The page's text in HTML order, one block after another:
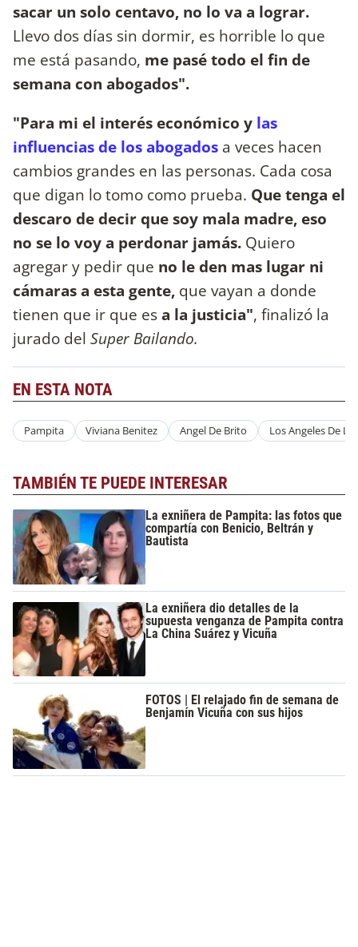
sacar un solo centavo, no lo va a lograr.
Llevo dos días sin dormir, es horrible lo que
me está pasando, me pasé todo el fin de
semana con abogados".
"Para mi el interés económico y las
influencias de los abogados a veces hacen
cambios grandes en las personas. Cada cosa
que digan lo tomo como prueba. Que tenga el
descaro de decir que soy mala madre, eso
no se lo voy a perdonar jamás. Quiero
agregar y pedir que no le den mas lugar ni
cámaras a esta gente, que vayan a donde
tienen que ir que esa la justicia", finalizó la
jurado del Super Bailando.
EN ESTA NOTA
Pampita Viviana Benitez Angel De Brito Los Angeles De
TAMBIÉN TE PUEDE INTERESAR
La exniñera de Pampita: las fotos que
compartía con Benicio, Beltrán y
Bautista
La exniñera dio detalles de la
supuesta venganza de Pampita contra
La China Suárez y Vicuña
FOTOS | El relajado fin de semana de
Benjamín Vicuña con sus hijos